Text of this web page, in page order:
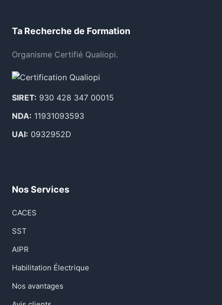
Ta Recherche de Formation
Organisme Certifié Qualiopi.
SIRET: 930 428 347 00015
NDA: 11931093593
UAI: 0932952D
Nos Services
CACES
SST
AIPR
Habilitation Électrique
Nos avantages